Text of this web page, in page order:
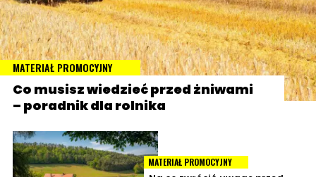
MATERIAŁ PROMOCYJNY
Co musisz wiedzieć przed żniwami
– poradnik dla rolnika
MATERIAŁ PROMOCYJNY